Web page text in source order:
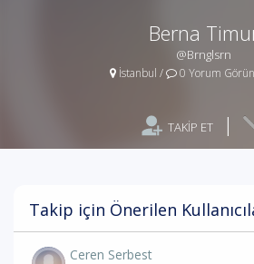
Berna
@Brnglsrn
İstanbul / 0 Yorum
TAKİP ET |
Takip için Önerilen
Ceren Serbest